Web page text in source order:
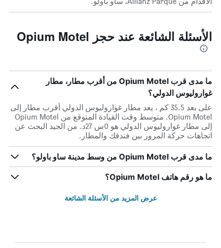
الأسئلة الشائعة عند حجز Opium Motel
ما مدى قرب Opium Motel من أقرب مطار، مطار
غواروليوس الدولي؟
على بعد 35.5 كم ، يعد مطار غواروليوس الدولي أقرب مطار إلى
Opium Motel. متوسط وقت القيادة المتوقع من Opium Motel
إلى مطار غواروليوس الدولي هو 0س 27د. من الجيد البحث عن
اتجاهات حركة المرور بين فندقك والمطار.
ما مدى قرب Opium Motel من وسط مدينة ساو باولو؟
ما هو رقم هاتف Opium Motel؟
عرض المزيد من الأسئلة الشائعة